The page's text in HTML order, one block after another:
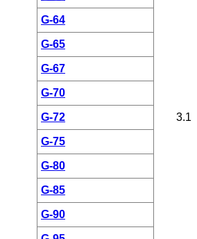
3.1
G-64
G-65
G-67
G-70
G-72
G-75
G-80
G-85
G-90